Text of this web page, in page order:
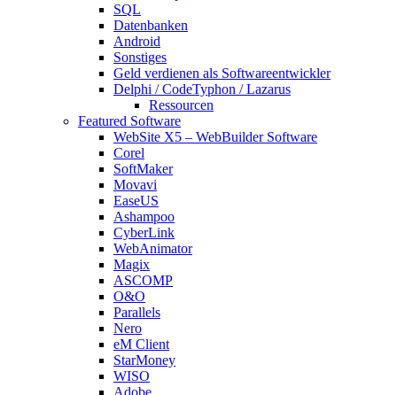
SQL
Datenbanken
Android
Sonstiges
Geld verdienen als Softwareentwickler
Delphi / CodeTyphon / Lazarus
Ressourcen
Featured Software
WebSite X5 – WebBuilder Software
Corel
SoftMaker
Movavi
EaseUS
Ashampoo
CyberLink
WebAnimator
Magix
ASCOMP
O&O
Parallels
Nero
eM Client
StarMoney
WISO
Adobe